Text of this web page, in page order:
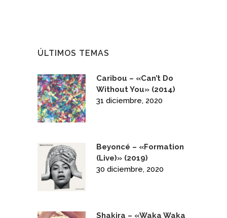
ÚLTIMOS TEMAS
Caribou – «Can’t Do
Without You» (2014)
31 diciembre, 2020
Beyoncé – «Formation
(Live)» (2019)
30 diciembre, 2020
Shakira – «Waka Waka